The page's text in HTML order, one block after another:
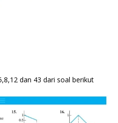
dan 43 dari soal berikut